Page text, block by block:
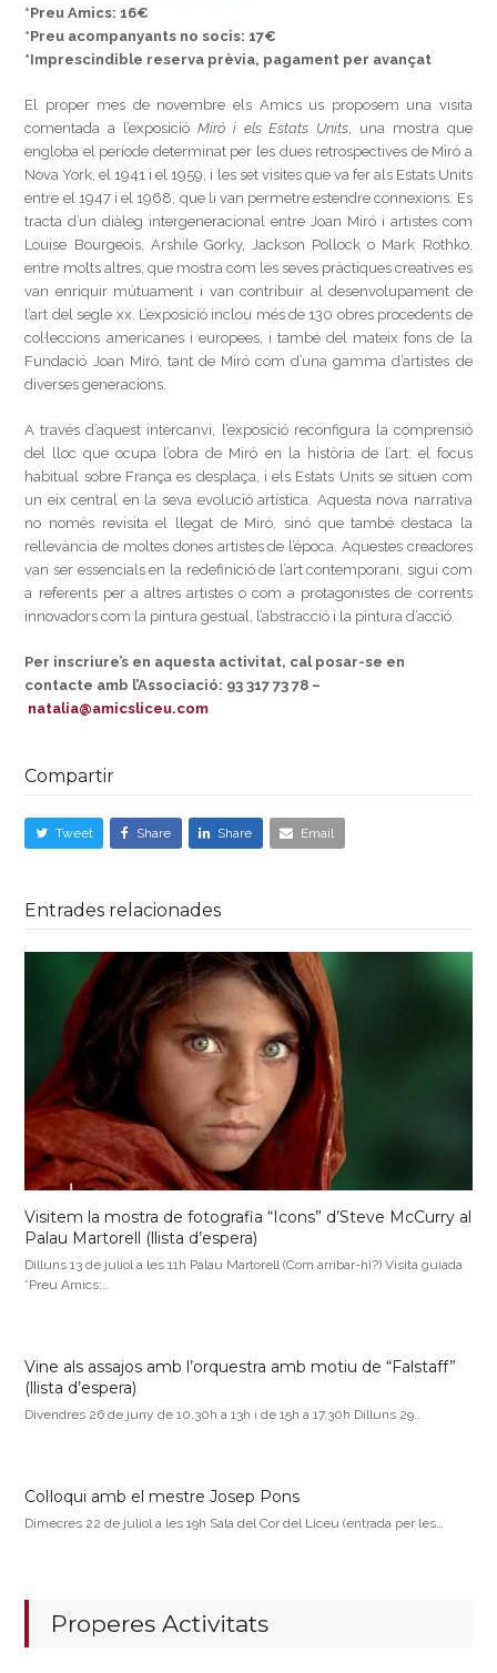
*Preu Amics: 16€
*Preu acompanyants no socis: 17€
*Imprescindible reserva prèvia, pagament per avançat
El proper mes de novembre els Amics us proposem una visita
comentada a l’exposició Miró i els Estats Units, una mostra que
engloba el període determinat per les dues retrospectives de Miró a
Nova York, el 1941 i el 1959, i les set visites que va fer als Estats Units
entre el 1947 i el 1968, que li van permetre estendre connexions. Es
tracta d’un diàleg intergeneracional entre Joan Miró i artistes com
Louise Bourgeois, Arshile Gorky, Jackson Pollock o Mark Rothko,
entre molts altres, que mostra com les seves pràctiques creatives es
van enriquir mútuament i van contribuir al desenvolupament de
l’art del segle xx. L’exposició inclou més de 130 obres procedents de
col·leccions americanes i europees, i també del mateix fons de la
Fundació Joan Miró, tant de Miró com d’una gamma d’artistes de
diverses generacions.
A través d’aquest intercanvi, l’exposició reconfigura la comprensió
del lloc que ocupa l’obra de Miró en la història de l’art: el focus
habitual sobre França es desplaça, i els Estats Units se situen com
un eix central en la seva evolució artística. Aquesta nova narrativa
no només revisita el llegat de Miró, sinó que també destaca la
rellevància de moltes dones artistes de l’època. Aquestes creadores
van ser essencials en la redefinició de l’art contemporani, sigui com
a referents per a altres artistes o com a protagonistes de corrents
innovadors com la pintura gestual, l’abstracció i la pintura d’acció.
Per inscriure’s en aquesta activitat, cal posar-se en
contacte amb l’Associació: 93 317 73 78 –
natalia@amicsliceu.com
Compartir
Tweet Share Share Email
Entrades relacionades
Visitem la mostra de fotografia “Icons” d’Steve McCurry al
Palau Martorell (llista d’espera)
Dilluns 13 de juliol a les 11h Palau Martorell (Com arribar-hi?) Visita guiada
*Preu Amics:…
Vine als assajos amb l’orquestra amb motiu de “Falstaff”
(llista d’espera)
Divendres 26 de juny de 10.30h a 13h i de 15h a 17.30h Dilluns 29…
Col·loqui amb el mestre Josep Pons
Dimecres 22 de juliol a les 19h Sala del Cor del Liceu (entrada per les…
Properes Activitats